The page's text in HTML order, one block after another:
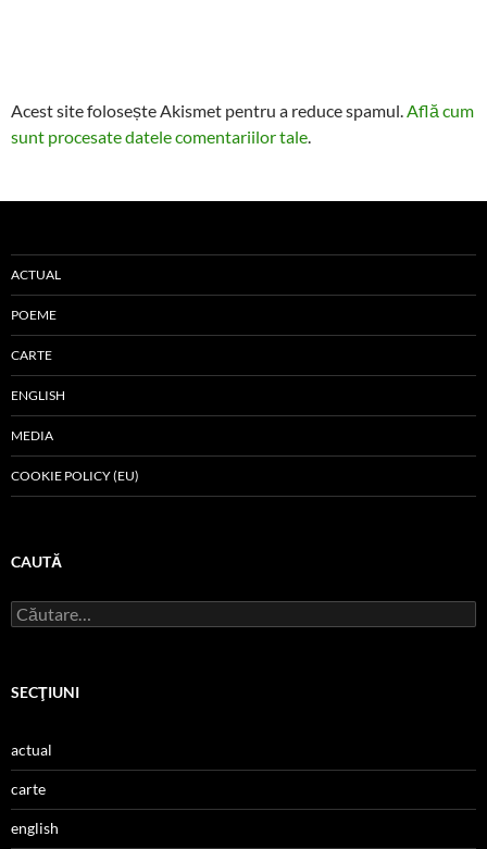
Acest site folosește Akismet pentru a reduce spamul. Află cum
sunt procesate datele comentariilor tale
ACTUAL
POEME
CARTE
ENGLISH
MEDIA
COOKIE POLICY (EU)
CAUTĂ
Caută
după:
SECŢIUNI
actual
carte
english